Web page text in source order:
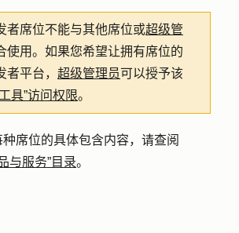
者席位不能与其他席位或超级管
使用。如果您希望让拥有席位的
者平台， 超级管理员可以授予该
具”访问权限。
席位的具体包含内容，请查阅
与服务”目录。